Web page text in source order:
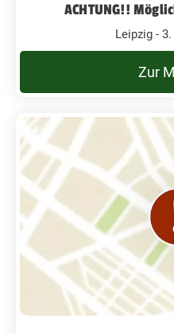
ACHTUNG!!
Leipzig -
Zur